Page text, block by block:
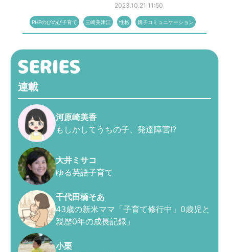
2023.10.21 11:50
PHPのびのび子育て 三崎美津江 性格 親子コミュニケーション
連載
河原崎美香
もしかしてうちの子、発達障害!?
大井ミサコ
ゆる英語子育て
千代田橋そあ
43歳の新米ママ「子育て修行中」0歳児と
親歴0年の成長記録」
小栗